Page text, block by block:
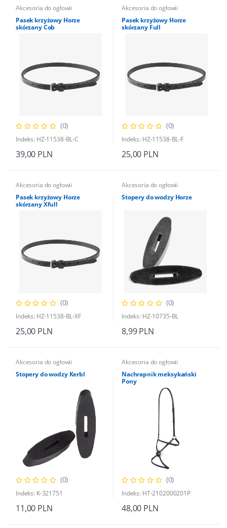
Akcesoria do ogłowii
Pasek krzyżowy Horze
skórzany Cob
(0)
Indeks: HZ-11538-BL-C
39,00 PLN
Akcesoria do ogłowii
Pasek krzyżowy Horze
skórzany Full
(0)
Indeks: HZ-11538-BL-F
25,00 PLN
Akcesoria do ogłowii
Pasek krzyżowy Horze
skórzany Xfull
(0)
Indeks: HZ-11538-BL-XF
25,00 PLN
Akcesoria do ogłowii
Stopery do wodzy Horze
(0)
Indeks: HZ-10735-BL
8,99 PLN
Akcesoria do ogłowii
Stopery do wodzy Kerbl
(0)
Indeks: K-321751
11,00 PLN
Akcesoria do ogłowii
Nachrapnik meksykański
Pony
(0)
Indeks: HT-2102000201P
48,00 PLN